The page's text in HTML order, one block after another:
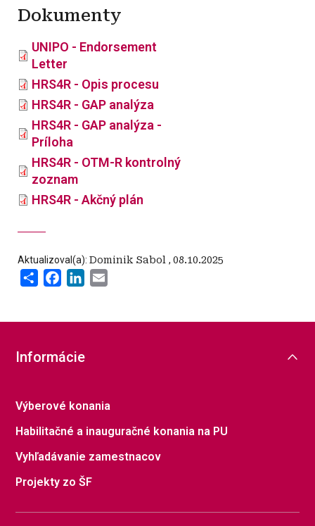
Dokumenty
UNIPO - Endorsement
Letter
HRS4R - Opis procesu
HRS4R - GAP analýza
HRS4R - GAP analýza -
Príloha
HRS4R - OTM-R kontrolný
zoznam
HRS4R - Akčný plán
Aktualizoval(a): Dominik Sabol , 08.10.2025
Share FacebookLinkedIn
Informácie
Výberové konania
Habilitačné a inauguračné konania na PU
Vyhľadávanie zamestnacov
Projekty zo ŠF